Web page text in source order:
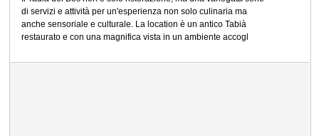
di servizi e attività per un'esperienza non solo culinaria ma
anche sensoriale e culturale. La location è un antico Tabià
restaurato e con una magnifica vista in un ambiente accogl